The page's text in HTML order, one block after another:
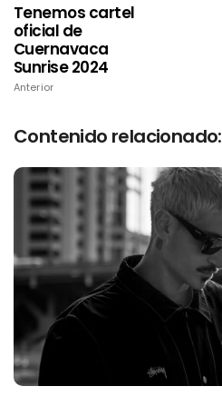
Tenemos cartel
oficial de
Cuernavaca
Sunrise 2024
Anterior
Contenido relacionado: